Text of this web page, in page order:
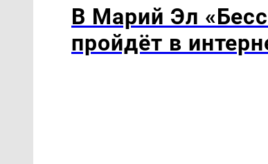
В Марий Эл
пройдёт в